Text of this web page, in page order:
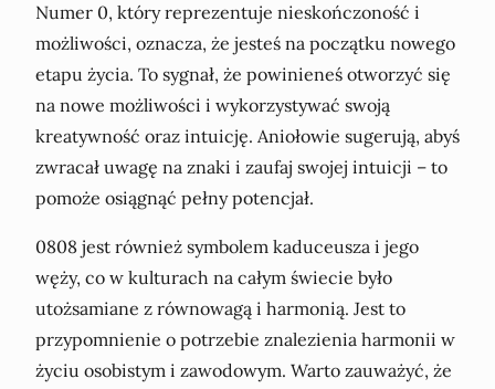
Numer 0, który reprezentuje nieskończoność i
możliwości, oznacza, że jesteś na początku nowego
etapu życia. To sygnał, że powinieneś otworzyć się
na nowe możliwości i wykorzystywać swoją
kreatywność oraz intuicję. Aniołowie sugerują, abyś
zwracał uwagę na znaki i zaufaj swojej intuicji – to
pomoże osiągnąć pełny potencjał.
0808 jest również symbolem kaduceusza i jego
węży, co w kulturach na całym świecie było
utożsamiane z równowagą i harmonią. Jest to
przypomnienie o potrzebie znalezienia harmonii w
życiu osobistym i zawodowym. Warto zauważyć, że